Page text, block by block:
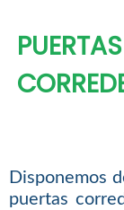
Disponemos
puertas